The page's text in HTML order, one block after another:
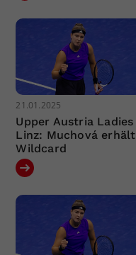
21.01.2025
Upper Austria Ladies
Linz: Muchová erhält
Wildcard